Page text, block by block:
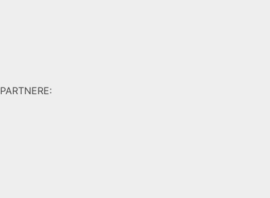
PARTNERE: